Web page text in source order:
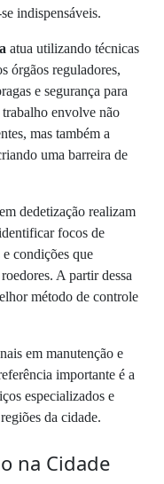
indispensáveis.
atua utilizando técnicas
órgãos reguladores,
e segurança para
envolve não
mas também a
uma barreira de
dedetização realizam
focos de
e condições que
A partir dessa
método de controle
em manutenção e
importante é a
especializados e
da cidade.
na Cidade